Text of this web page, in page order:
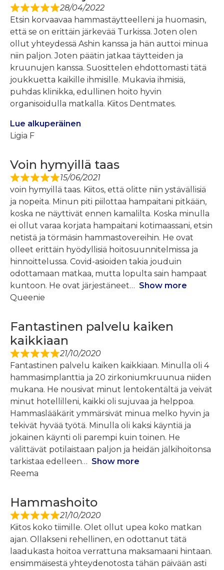
28/04/2022
Etsin korvaavaa hammastäytteelleni ja huomasin,
että se on erittäin järkevää Turkissa. Joten olen
ollut yhteydessä Ashin kanssa ja hän auttoi minua
niin paljon. Joten päätin jatkaa täytteiden ja
kruunujen kanssa. Suosittelen ehdottomasti tätä
joukkuetta kaikille ihmisille. Mukavia ihmisiä,
puhdas klinikka, edullinen hoito hyvin
organisoidulla matkalla. Kiitos Dentmates.
Lue alkuperäinen
Ligia F
Voin hymyillä taas
15/06/2021
voin hymyillä taas. Kiitos, että olitte niin ystävällisiä
ja nopeita. Minun piti piilottaa hampaitani pitkään,
koska ne näyttivät ennen kamalilta. Koska minulla
ei ollut varaa korjata hampaitani kotimaassani, etsin
netistä ja törmäsin hammastovereihin. He ovat
olleet erittäin hyödyllisiä hoitosuunnitelmissa ja
hinnoittelussa. Covid-asioiden takia jouduin
odottamaan matkaa, mutta lopulta sain hampaat
kuntoon. He ovat järjestäneet
Show more
Queenie
Fantastinen palvelu kaiken
kaikkiaan
21/10/2020
Fantastinen palvelu kaiken kaikkiaan. Minulla oli 4
hammasimplanttia ja 20 zirkoniumkruunua niiden
mukana. He nousivat minut lentokentältä ja veivät
minut hotellilleni, kaikki oli sujuvaa ja helppoa.
Hammaslääkärit ymmärsivät minua melko hyvin ja
tekivät hyvää työtä. Minulla oli kaksi käyntiä ja
jokainen käynti oli parempi kuin toinen. He
välittävät potilaistaan ​​paljon ja heidän jälkihoitonsa
tarkistaa edelleen
Show more
Reema
Hammashoito
21/10/2020
Kiitos koko tiimille. Olet ollut upea koko matkan
ajan. Ollakseni rehellinen, en odottanut tätä
laadukasta hoitoa verrattuna maksamaani hintaan.
ensimmäisestä yhteydenotosta tähän päivään asti